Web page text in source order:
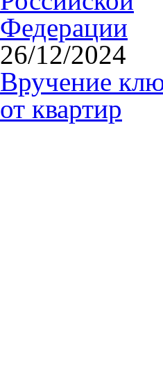
Федерации
26/12/2024
Вручение
от квартир